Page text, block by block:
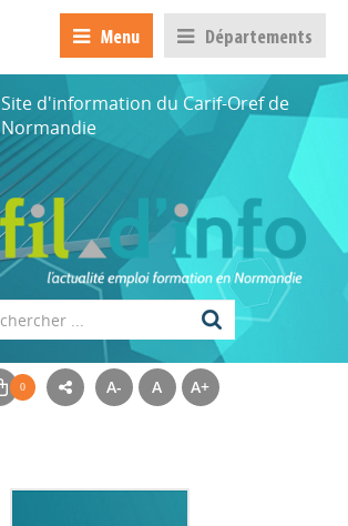
Menu Départements
Site d'information du Carif-Oref de
Normandie
A- A A+